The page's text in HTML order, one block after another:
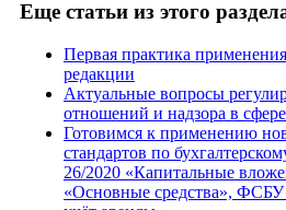
Еще статьи из этого
Первая практика
редакции
Актуальные вопросы
отношений и надзора в сфере
Готовимся к применению
стандартов по
26/2020 «Капитальные
«Основные средства», ФСБУ